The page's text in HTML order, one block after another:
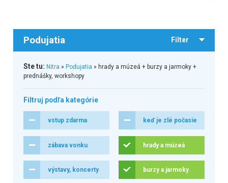
Podujatia Filter
Ste tu: Nitra » Podujatia » hrady a múzeá + burzy a jarmoky +
prednášky, workshopy
Filtruj podľa kategórie
vstup zdarma keď je zlé počasie
zábava vonku hrady a múzeá
výstavy, koncerty burzy a jarmoky